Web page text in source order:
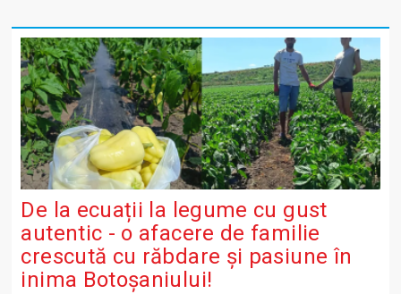
De la ecuații la legume cu gust
autentic - o afacere de familie
crescută cu răbdare și pasiune în
inima Botoșaniului!